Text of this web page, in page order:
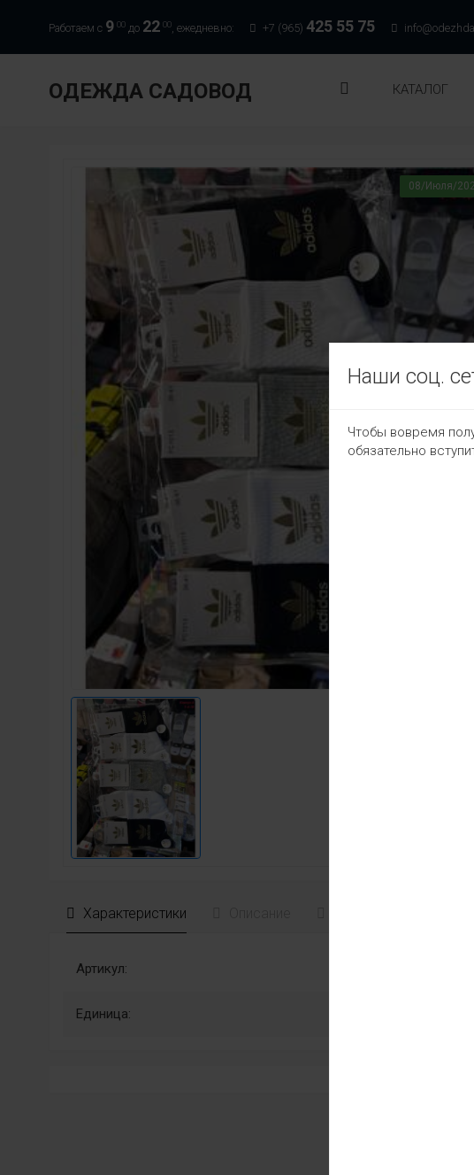
Работаем с 9 00 до 22 00, ежедневно: +7 (965) 425 55 75
ОДЕЖДА САДОВОД КАТАЛОГ
08/Июля/
Характеристики
Артикул:
Единица:
Наши соц.
Чтобы вовремя
обязательно